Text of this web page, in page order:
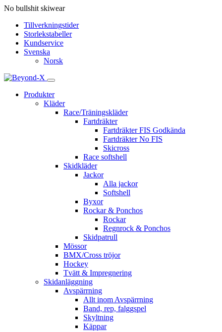
No bullshit skiwear
Tillverkningstider
Storlekstabeller
Kundservice
Svenska
Norsk
Produkter
Kläder
Race/Träningskläder
Fartdräkter
Fartdräkter FIS Godkända
Fartdräkter No FIS
Skicross
Race softshell
Skidkläder
Jackor
Alla jackor
Softshell
Byxor
Rockar & Ponchos
Rockar
Regnrock & Ponchos
Skidpatrull
Mössor
BMX/Cross tröjor
Hockey
Tvätt & Impregnering
Skidanläggning
Avspärrning
Allt inom Avspärrning
Band, rep, falggspel
Skyltning
Käppar